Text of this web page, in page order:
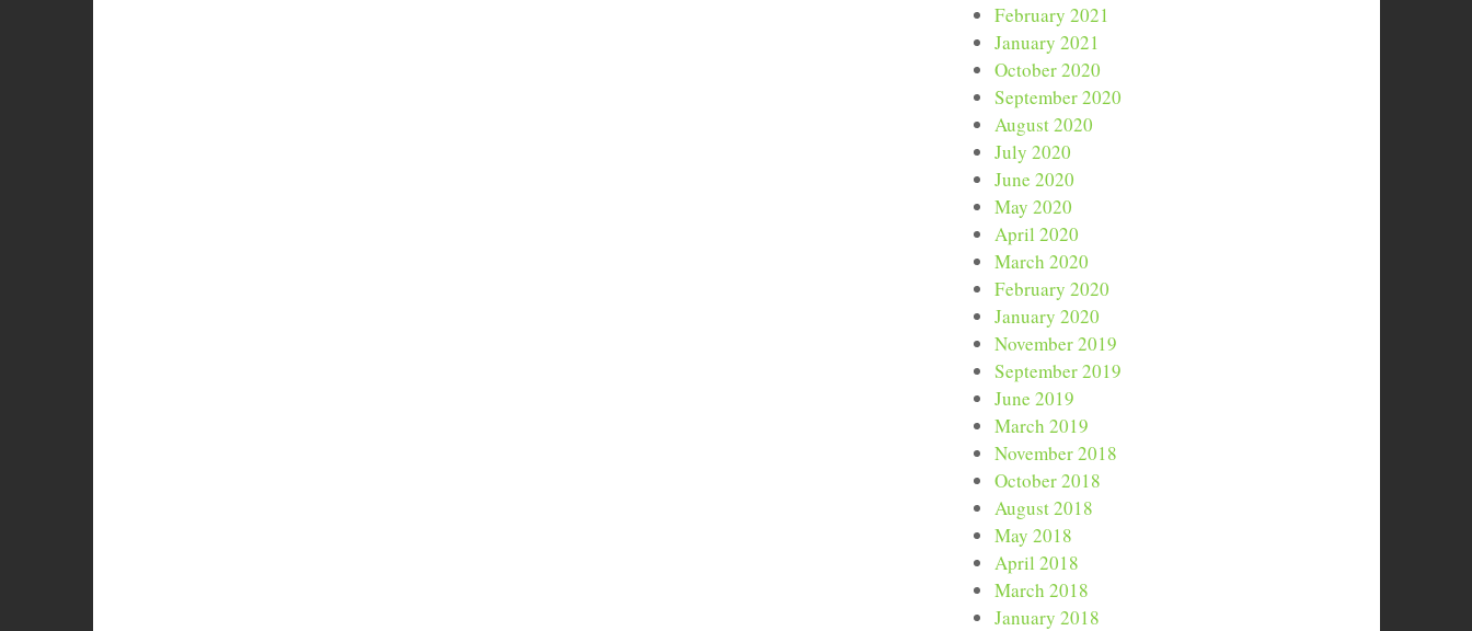
February 2021
January 2021
October 2020
September 2020
August 2020
July 2020
June 2020
May 2020
April 2020
March 2020
February 2020
January 2020
November 2019
September 2019
June 2019
March 2019
November 2018
October 2018
August 2018
May 2018
April 2018
March 2018
January 2018